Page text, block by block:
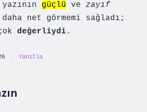
güçlü ve zayıf
daha net görmemi sağladı;
değerliydi .
Yanıtla